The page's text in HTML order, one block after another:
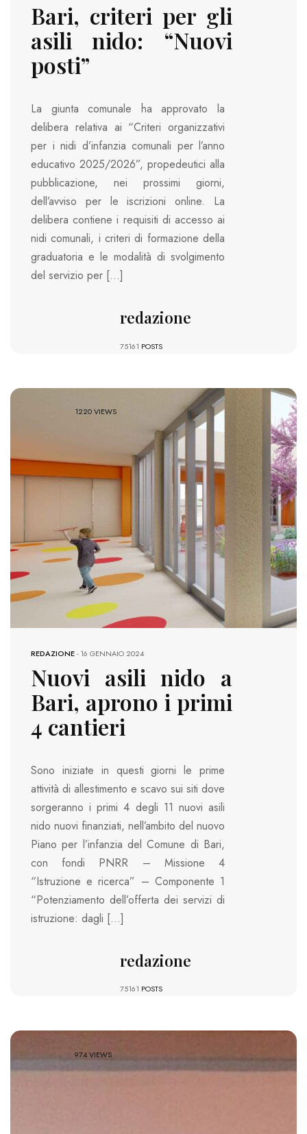
Bari, criteri per gli
asili nido: “Nuovi
posti”
La giunta comunale ha approvato la
delibera relativa ai “Criteri organizzativi
per i nidi d’infanzia comunali per l’anno
educativo 2025/2026”, propedeutici alla
pubblicazione, nei prossimi giorni,
dell’avviso per le iscrizioni online. La
delibera contiene i requisiti di accesso ai
nidi comunali, i criteri di formazione della
graduatoria e le modalità di svolgimento
del servizio per […]
redazione
75161 POSTS
1220 VIEWS
REDAZIONE-16 GENNAIO 2024
Nuovi asili nido a
Bari, aprono i primi
4 cantieri
Sono iniziate in questi giorni le prime
attività di allestimento e scavo sui siti dove
sorgeranno i primi 4 degli 11 nuovi asili
nido nuovi finanziati, nell’ambito del nuovo
Piano per l’infanzia del Comune di Bari,
con fondi PNRR – Missione 4
“Istruzione e ricerca” – Componente 1
“Potenziamento dell’offerta dei servizi di
istruzione: dagli […]
redazione
75161 POSTS
974 VIEWS